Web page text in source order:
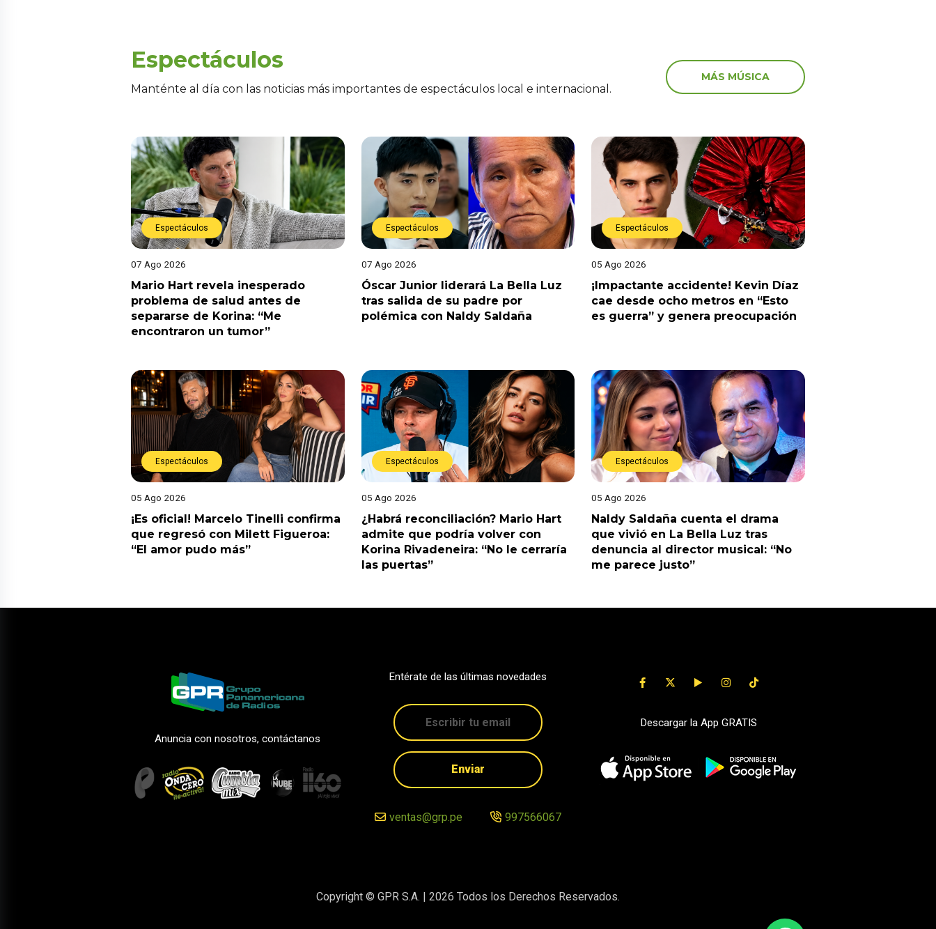
Espectáculos
Manténte al día con las noticias más importantes de espectáculos local e internacional.
MÁS MÚSICA
Espectáculos
07 Ago 2026
Mario Hart revela inesperado
problema de salud antes de
separarse de Korina: “Me
encontraron un tumor”
Espectáculos
07 Ago 2026
Óscar Junior liderará La Bella Luz
tras salida de su padre por
polémica con Naldy Saldaña
Espectáculos
05 Ago 2026
¡Impactante accidente! Kevin Díaz
cae desde ocho metros en “Esto
es guerra” y genera preocupación
Espectáculos
05 Ago 2026
¡Es oficial! Marcelo Tinelli confirma
que regresó con Milett Figueroa:
“El amor pudo más”
Espectáculos
05 Ago 2026
¿Habrá reconciliación? Mario Hart
admite que podría volver con
Korina Rivadeneira: “No le cerraría
las puertas”
Espectáculos
05 Ago 2026
Naldy Saldaña cuenta el drama
que vivió en La Bella Luz tras
denuncia al director musical: “No
me parece justo”
Anuncia con nosotros, contáctanos
Entérate de las últimas novedades
Enviar
ventas@grp.pe 997566067
Descargar la App GRATIS
Copyright © GPR S.A. | 2026 Todos los Derechos Reservados.